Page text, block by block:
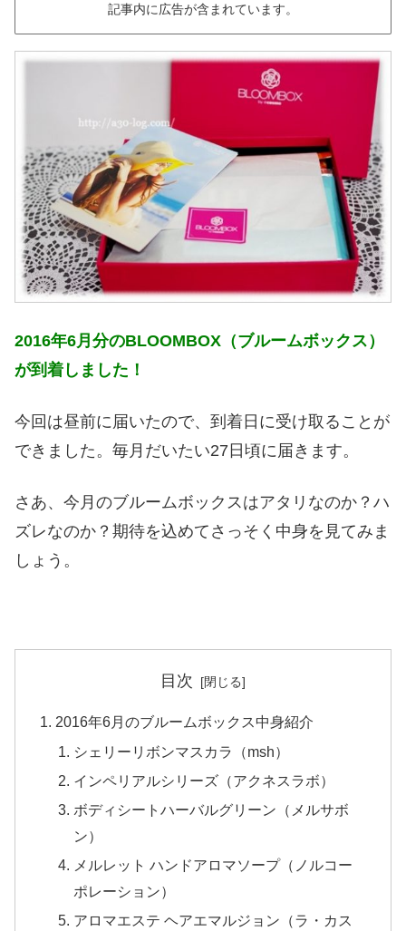
記事内に広告が含まれています。
2016年6月分のBLOOMBOX（ブルームボックス）
が到着しました！
今回は昼前に届いたので、到着日に受け取ることが
できました。毎月だいたい27日頃に届きます。
さあ、今月のブルームボックスはアタリなのか？ハ
ズレなのか？期待を込めてさっそく中身を見てみま
しょう。
目次
2016年6月のブルームボックス中身紹介
シェリーリボンマスカラ（msh）
インペリアルシリーズ（アクネスラボ）
ボディシートハーバルグリーン（メルサボ
ン）
メルレット ハンドアロマソープ（ノルコー
ポレーション）
アロマエステ ヘアエマルジョン（ラ・カス